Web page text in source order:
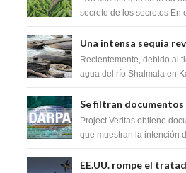
humanidad
secreto de los secretos En
Una intensa sequía
impresionante
Lingas
Recientemente, debido al
agua del río Shalmala en
Se filtran
muestran la intención
SARS-CoV-2,
Project Veritas obtiene
que muestran la intención
EE.UU. rompe el